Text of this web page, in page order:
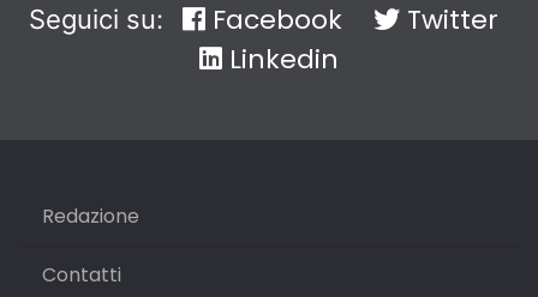
Seguici su: Facebook
Twitter
Linkedin
Redazione
Contatti